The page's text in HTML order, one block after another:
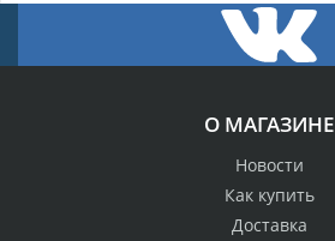
О МАГАЗИНЕ
Новости
Как купить
Доставка